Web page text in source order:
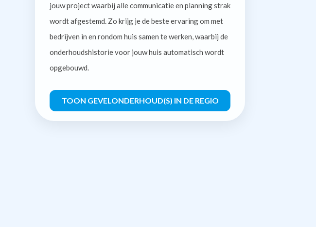
jouw project waarbij alle communicatie en planning strak
wordt afgestemd. Zo krijg je de beste ervaring om met
bedrijven in en rondom huis samen te werken, waarbij de
onderhoudshistorie voor jouw huis automatisch wordt
opgebouwd.
TOON GEVELONDERHOUD(S) IN DE REGIO